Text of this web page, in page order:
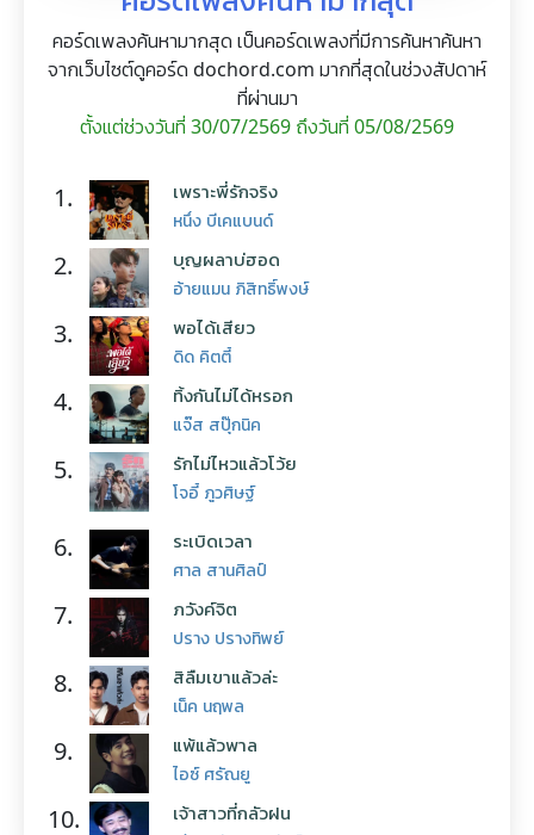
คอร์ดเพลงค้นหามากสุด เป็นคอร์ดเพลงที่มีการค้นหาค้นหา
จากเว็บไซต์ดูคอร์ด dochord.com มากที่สุดในช่วงสัปดาห์
ที่ผ่านมา
ตั้งแต่ช่วงวันที่ 30/07/2569 ถึงวันที่ 05/08/2569
1. เพราะพี่รักจริง
หนึ่ง บีเคแบนด์
2. บุญผลาบ่ฮอด
อ้ายแมน ภิสิทธิ์พงษ์
3. พอได้เสียว
ดิด คิตตี้
4. ทิ้งกันไม่ได้หรอก
แจ๊ส สปุ๊กนิค
5. รักไม่ไหวแล้วโว้ย
โจอี้ ภูวศิษฐ์
6. ระเบิดเวลา
ศาล สานศิลป์
7. ภวังค์จิต
ปราง ปรางทิพย์
8. สิลืมเขาแล้วล่ะ
เน็ค นฤพล
9. แพ้แล้วพาล
ไอซ์ ศรัณยู
10. เจ้าสาวที่กลัวฝน